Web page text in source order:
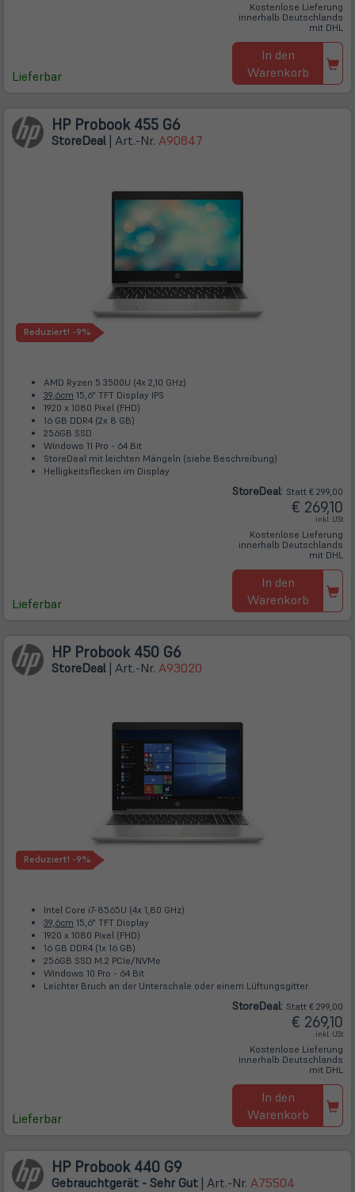
Lieferbar
Kostenlose Lieferung
innerhalb Deutschlands
mit DHL
In den
Warenkorb
HP Probook 455 G6
StoreDeal | Art.-Nr. A90847
Reduziert! -9%
AMD Ryzen 5 3500U (4x 2,10 GHz)
39,6cm 15,6" TFT Display IPS
1920 x 1080 Pixel (FHD)
16 GB DDR4 (2x 8 GB)
256GB SSD
Windows 11 Pro - 64 Bit
StoreDeal mit leichten Mängeln (siehe Beschreibung)
Helligkeitsflecken im Display
Lieferbar
StoreDeal: Statt € 299,00
€ 269,10
inkl. USt
Kostenlose Lieferung
innerhalb Deutschlands
mit DHL
In den
Warenkorb
HP Probook 450 G6
StoreDeal | Art.-Nr. A93020
Reduziert! -9%
Intel Core i7-8565U (4x 1,80 GHz)
39,6cm 15,6" TFT Display
1920 x 1080 Pixel (FHD)
16 GB DDR4 (1x 16 GB)
256GB SSD M.2 PCIe/NVMe
Windows 10 Pro - 64 Bit
Leichter Bruch an der Unterschale oder einem Lüftungsgitter
Lieferbar
StoreDeal: Statt € 299,00
€ 269,10
inkl. USt
Kostenlose Lieferung
innerhalb Deutschlands
mit DHL
In den
Warenkorb
HP Probook 440 G9
Gebrauchtgerät - Sehr Gut | Art.-Nr. A75504